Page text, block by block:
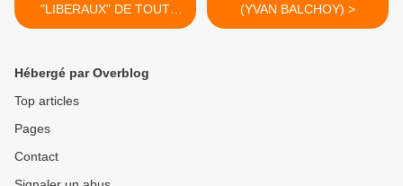
"LIBERAUX" DE TOUT
POIL, TOUS LES DROITS
LE DROIT DE
S'ENRICHIER EN
HOMMES." (MANUEL)
(YVAN BALCHOY) >
Hébergé par Overblog
Top articles
Pages
Contact